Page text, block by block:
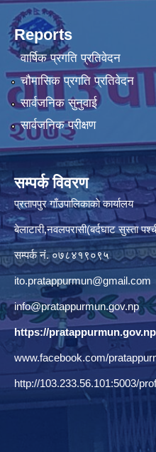
Reports
वार्षिक प्रगति प्रतिवेदन
चौमासिक प्रगति प्रतिवेदन
सार्वजनिक सुनुवाई
सार्वजनिक परीक्षण
सम्पर्क विवरण
प्रतापपुर गाँउपालिकाकाे कार्यालय
बेलाटारी,नवलपरासी(बर्दघाट सुस्ता
सम्पर्क नं. ०७८४१९०९५
ito.pratappurmun@gmail.com
info@pratappurmun.gov.np
https://pratappurmun.gov.np
www.facebook.com/
http://103.233.56.101:5003/